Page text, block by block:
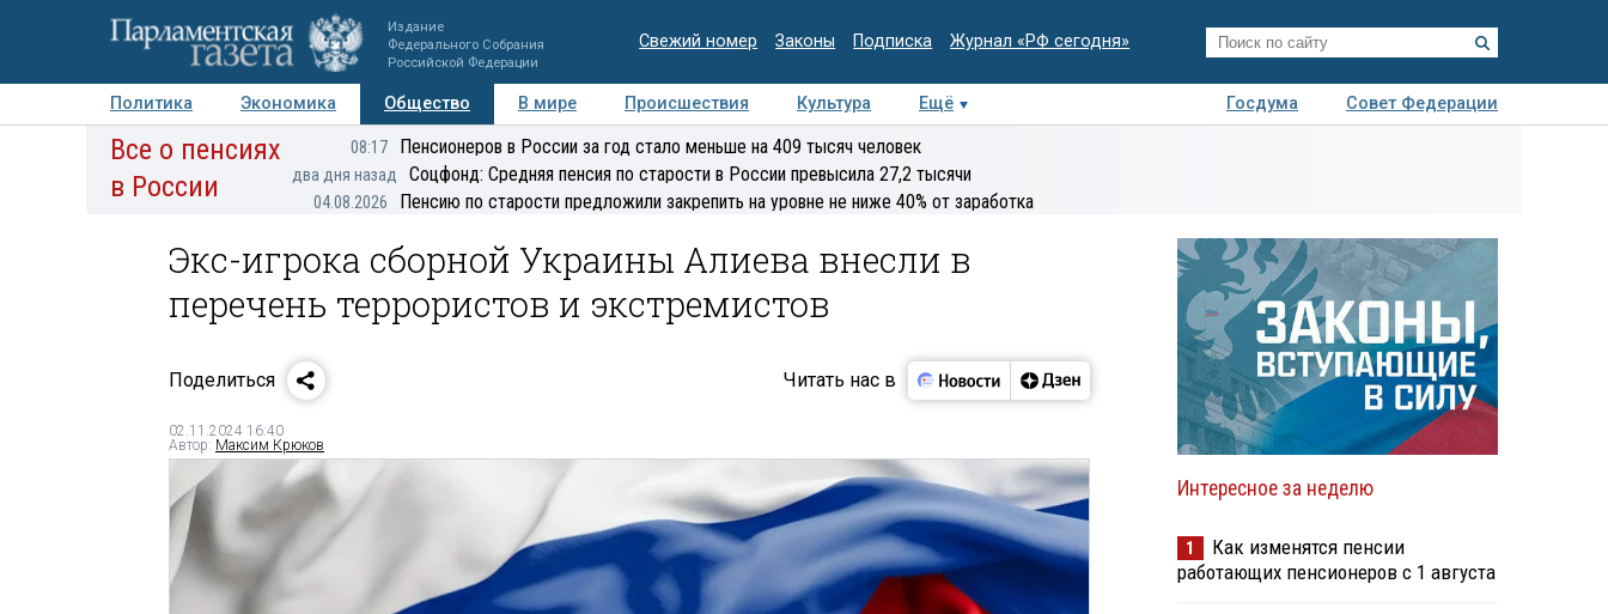
Издание
Федерального Собрания
Российской Федерации
Свежий номер Законы Подписка Журнал «РФ сегодня»
Политика Экономика Общество В мире Происшествия Культура Ещё Госдума
Совет Федерации
Авторы Персоны Мнения Регионы Медиацентр Интервью Колумнисты
Все о пенсиях
в России
08:17 Пенсионеров в России за год стало меньше на 409 тысяч человек
два дня назад Соцфонд: Средняя пенсия по старости в России превысила 27,2 тысячи
04.08.2026 Пенсию по старости предложили закрепить на уровне не ниже 40% от заработка
Экс-игрока сборной Украины Алиева внесли в
перечень террористов и экстремистов
Поделиться Читать нас в
02.11.2024 16:40
Автор: Максим Крюков
Интересное за неделю
1
Как изменятся пенсии
работающих пенсионеров с 1 августа